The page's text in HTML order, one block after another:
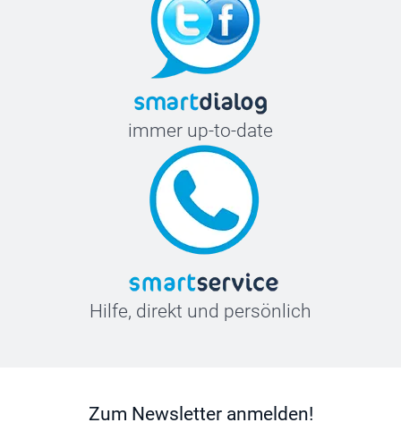
immer up-to-date
Hilfe, direkt und persönlich
Zum Newsletter anmelden!